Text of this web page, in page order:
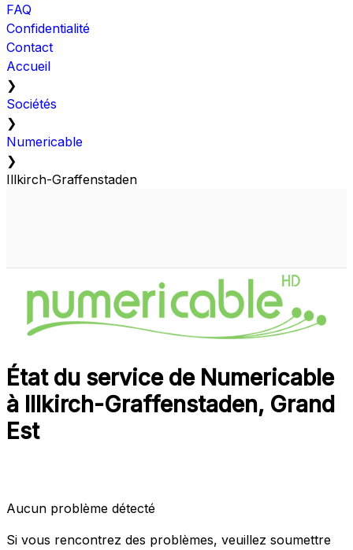
FAQ
Confidentialité
Contact
Accueil
❯
Sociétés
❯
Numericable
❯
Illkirch-Graffenstaden
État du service de Numericable
à Illkirch-Graffenstaden, Grand
Est
Aucun problème détecté
Si vous rencontrez des problèmes, veuillez soumettre